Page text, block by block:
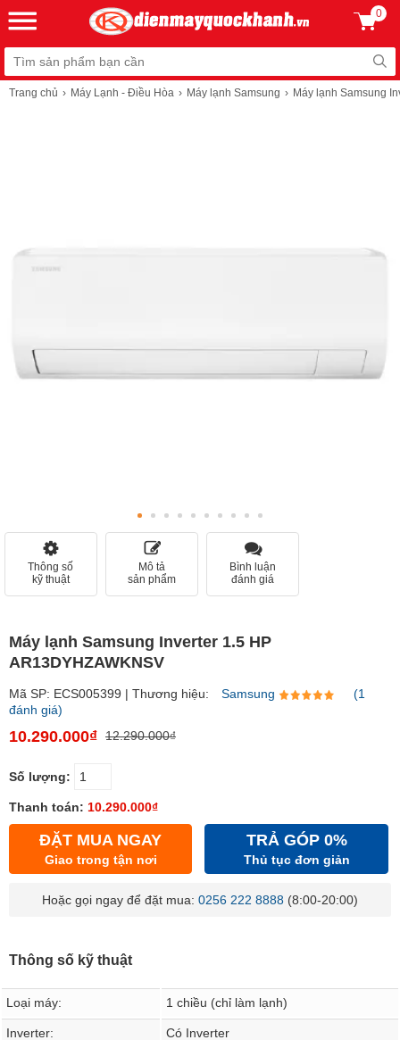
0
Trang chủ Máy Lạnh - Điều Hòa Máy lạnh Samsung Máy lạnh Samsung
Thông số
kỹ thuật
Mô tả
sản phẩm
Bình luận
đánh giá
Máy lạnh Samsung Inverter 1.5 HP
AR13DYHZAWKNSV
Mã SP: ECS005399 | Thương hiệu: Samsung
(1
đánh giá)
10.290.000₫ 12.290.000₫
Số lượng:
Thanh toán: 10.290.000₫
ĐẶT MUA NGAY
Giao trong tận nơi
TRẢ GÓP 0%
Thủ tục đơn giản
Hoặc gọi ngay để đặt mua: 0256 222 8888 (8:00-20:00)
Thông số kỹ thuật
Loại máy: 1 chiều (chỉ làm lạnh)
Inverter: Có Inverter